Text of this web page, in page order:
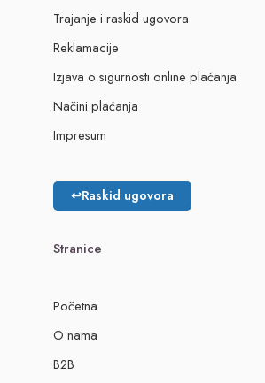
Trajanje i raskid ugovora
Reklamacije
Izjava o sigurnosti online plaćanja
Načini plaćanja
Impresum
↩Raskid ugovora
Stranice
Početna
O nama
B2B